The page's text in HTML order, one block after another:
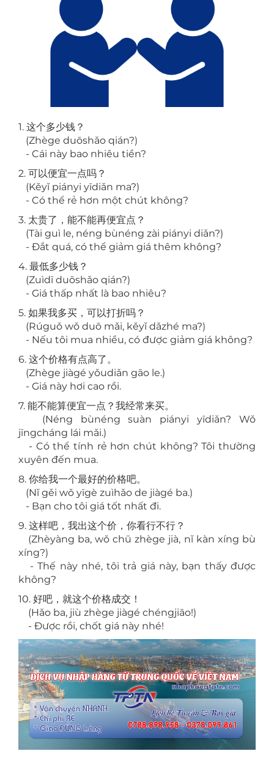
1. 这个多少钱？
(Zhège duōshǎo qián?)
- Cái này bao nhiêu tiền?
2. 可以便宜一点吗？
(Kěyǐ piányi yīdiǎn ma?)
- Có thể rẻ hơn một chút không?
3. 太贵了，能不能再便宜点？
(Tài guì le, néng bùnéng zài piányi diǎn?)
- Đắt quá, có thể giảm giá thêm không?
4. 最低多少钱？
(Zuìdī duōshǎo qián?)
- Giá thấp nhất là bao nhiêu?
5. 如果我多买，可以打折吗？
(Rúguǒ wǒ duō mǎi, kěyǐ dǎzhé ma?)
- Nếu tôi mua nhiều, có được giảm giá không?
6. 这个价格有点高了。
(Zhège jiàgé yǒudiǎn gāo le.)
- Giá này hơi cao rồi.
7. 能不能算便宜一点？我经常来买。
(Néng bùnéng suàn piányi yīdiǎn? Wǒ
jīngcháng lái mǎi.)
- Có thể tính rẻ hơn chút không? Tôi thường
xuyên đến mua.
8. 你给我一个最好的价格吧。
(Nǐ gěi wǒ yīgè zuìhǎo de jiàgé ba.)
- Bạn cho tôi giá tốt nhất đi.
9. 这样吧，我出这个价，你看行不行？
(Zhèyàng ba, wǒ chū zhège jià, nǐ kàn xíng bù
xíng?)
- Thế này nhé, tôi trả giá này, bạn thấy được
không?
10. 好吧，就这个价格成交！
(Hǎo ba, jiù zhège jiàgé chéngjiāo!)
- Được rồi, chốt giá này nhé!